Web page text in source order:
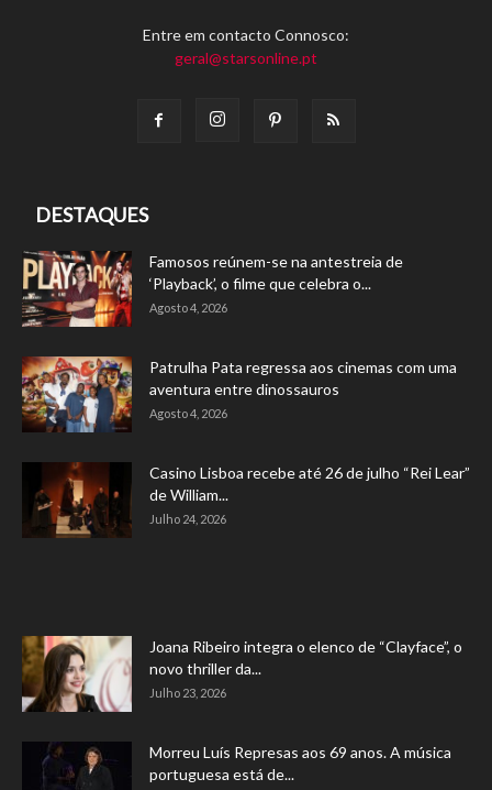
Entre em contacto Connosco:
geral@starsonline.pt
DESTAQUES
Famosos reúnem-se na antestreia de
‘Playback’, o filme que celebra o...
Agosto 4, 2026
Patrulha Pata regressa aos cinemas com uma
aventura entre dinossauros
Agosto 4, 2026
Casino Lisboa recebe até 26 de julho “Rei Lear”
de William...
Julho 24, 2026
Joana Ribeiro integra o elenco de “Clayface”, o
novo thriller da...
Julho 23, 2026
Morreu Luís Represas aos 69 anos. A música
portuguesa está de...